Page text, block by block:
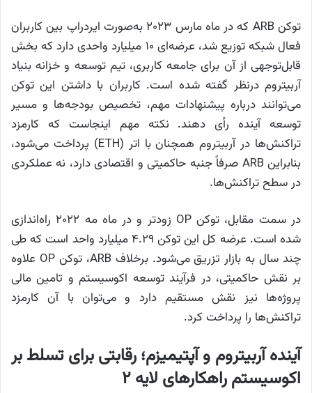
توکن ARB که در ماه مارس ۲۰۲۳ به‌صورت ایردراپ بین کاربران
فعال شبکه توزیع شد، عرضه‌ای ۱۰ میلیارد واحدی دارد که بخش
قابل‌توجهی از آن برای جامعه کاربری، تیم توسعه و خزانه بنیاد
آربیتروم درنظر گفته شده است. کاربران با داشتن این توکن
می‌توانند درباره پیشنهادات مهم، تخصیص بودجه‌ها و مسیر
توسعه آینده رأی دهند. نکته مهم اینجاست که کارمزد
تراکنش‌ها در آربیتروم همچنان با اتر (ETH) پرداخت می‌شود،
بنابراین ARB صرفاً جنبه حاکمیتی و اقتصادی دارد، نه عملکردی
در سطح تراکنش‌ها.
در سمت مقابل، توکن OP زودتر و در ماه مه ۲۰۲۲ راه‌اندازی
شده است. عرضه کل این توکن ۴.۲۹ میلیارد واحد است که طی
چند سال به بازار تزریق می‌شود. برخلاف ARB، توکن OP علاوه
بر نقش حاکمیتی، در فرآیند توسعه‌ اکوسیستم و تامین مالی
پروژه‌ها نیز نقش مستقیم دارد و می‌توان با آن کارمزد
تراکنش‌ها را پرداخت کرد.
آینده آربیتروم و آپتیمیزم؛ رقابتی برای تسلط بر
اکوسیستم راهکارهای لایه ۲